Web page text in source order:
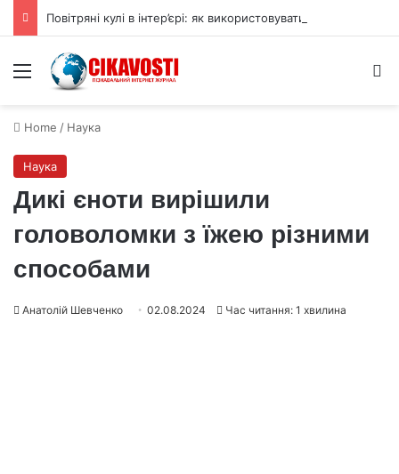
Menu
Home / Наука
Наука
Дикі єноти вирішили
головоломки з їжею різними
способами
Анатолій Шевченко 02.08.2024 Час читання: 1 хвилина